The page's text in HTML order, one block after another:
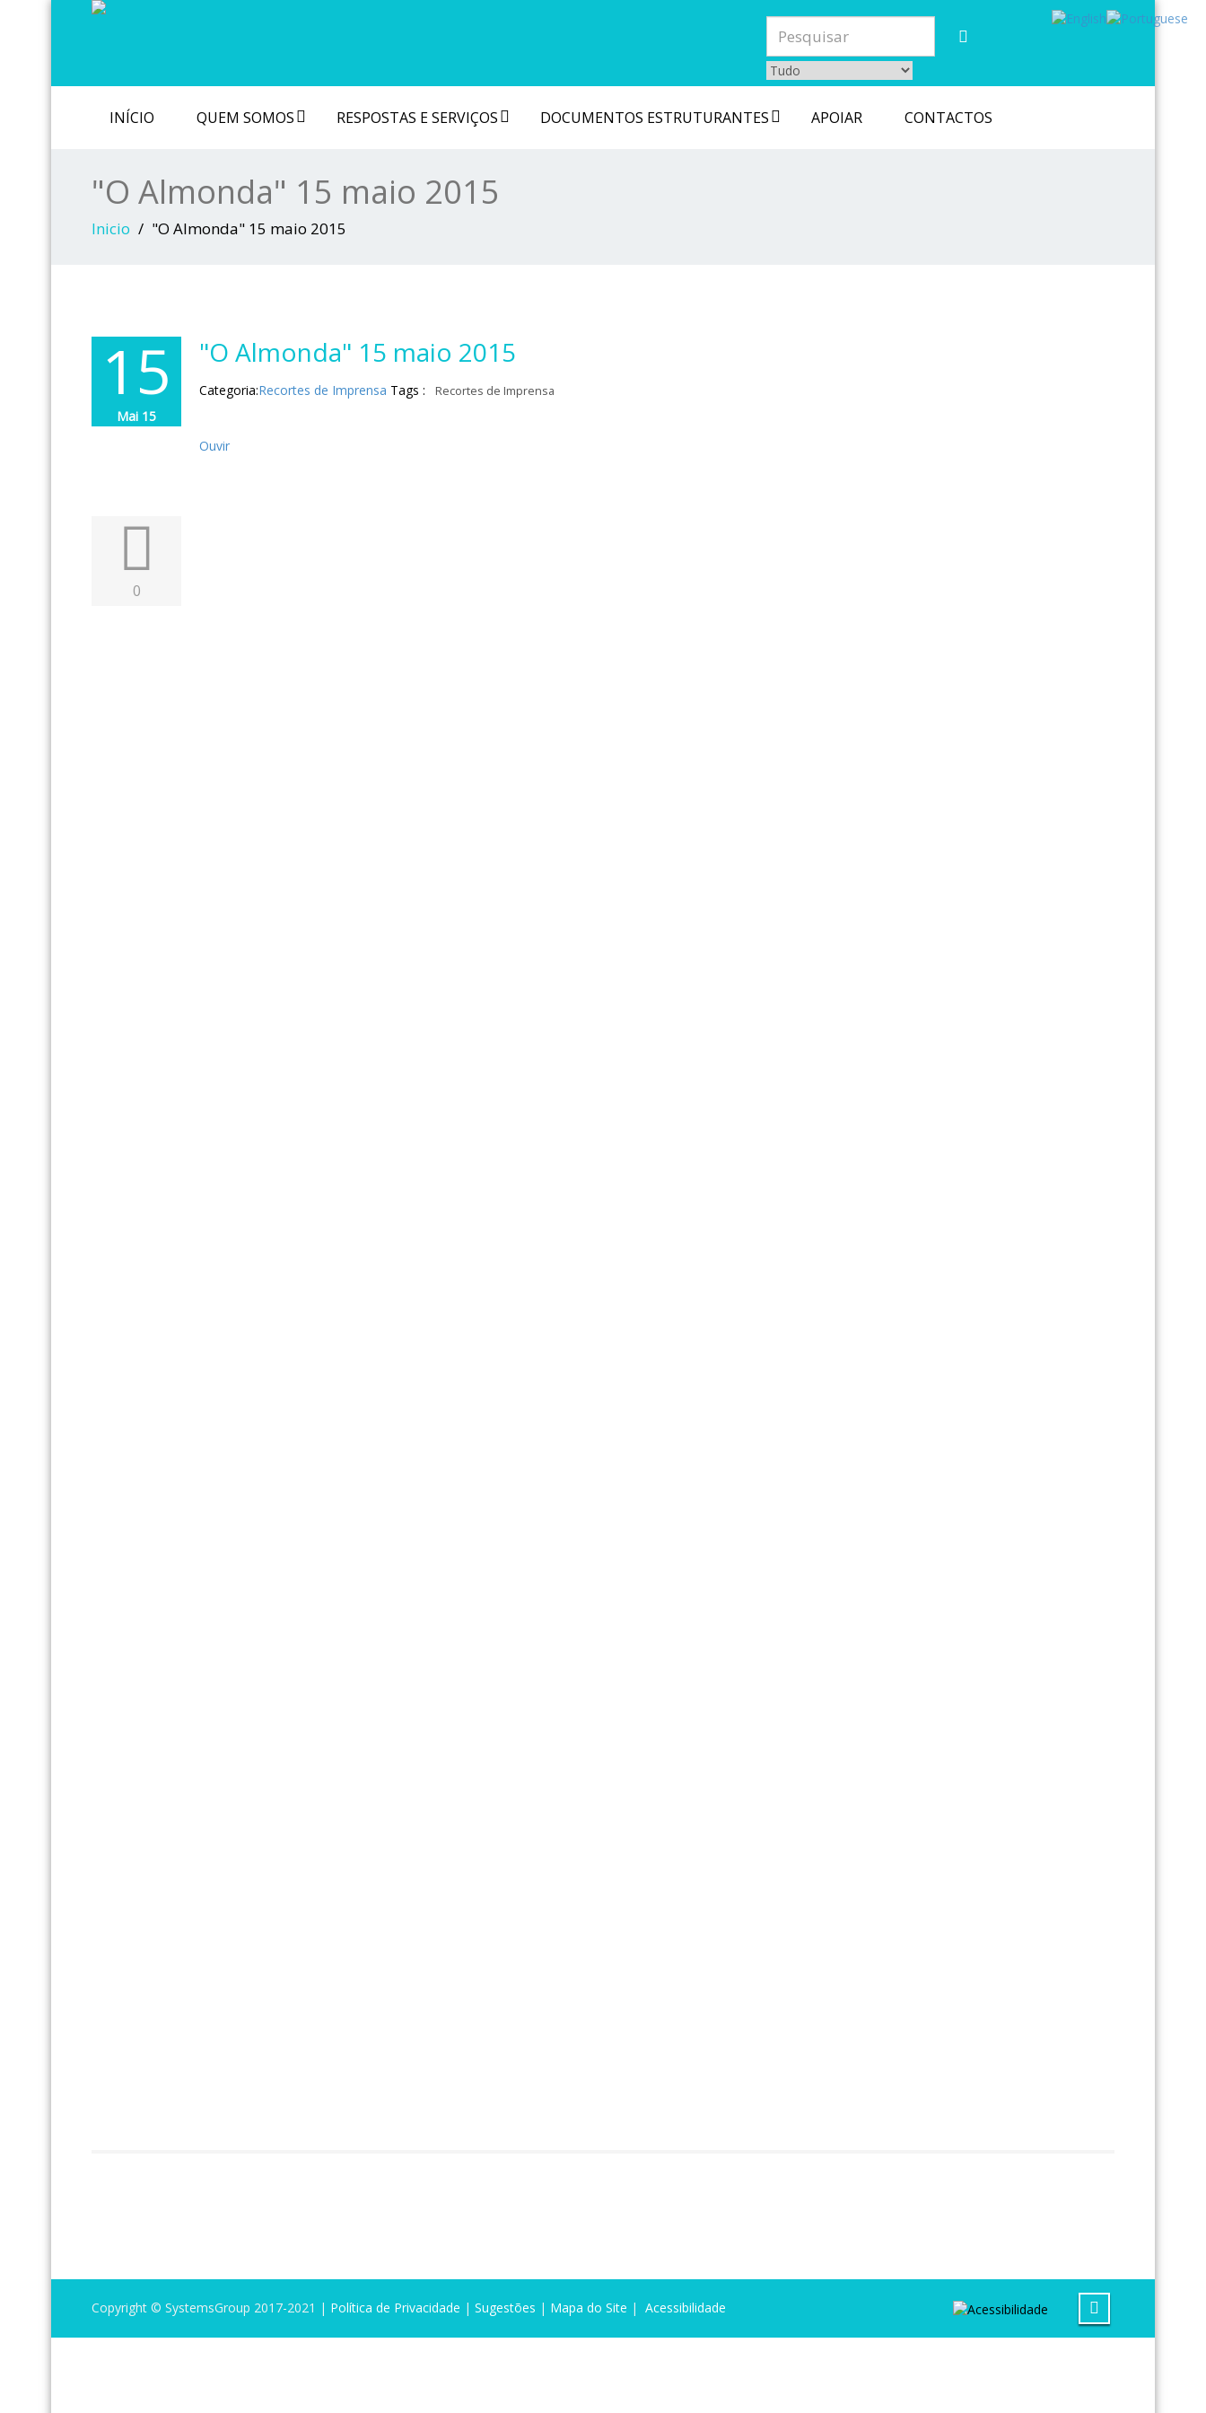
INÍCIO QUEM SOMOS RESPOSTAS E SERVIÇOS DOCUMENTOS ESTRUTURANTES APOIAR CONTACTOS
"O Almonda" 15 maio 2015
Inicio "O Almonda" 15 maio 2015
15
Mai 15
0
"O Almonda" 15 maio 2015
Categoria:Recortes de Imprensa Tags : Recortes de Imprensa
Ouvir
Copyright © SystemsGroup 2017-2021 | Política de Privacidade | Sugestões | Mapa do Site | Acessibilidade